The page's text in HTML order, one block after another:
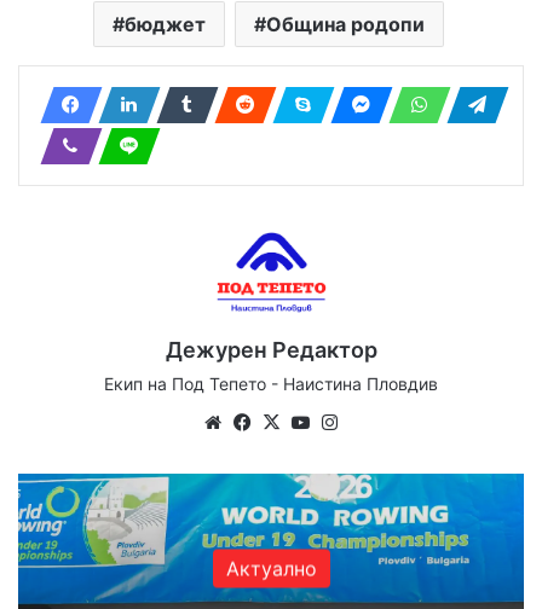
бюджет Община родопи
Дежурен Редактор
Екип на Под Тепето - Наистина Пловдив
WebsiteFacebook
X YouTube
Актуално